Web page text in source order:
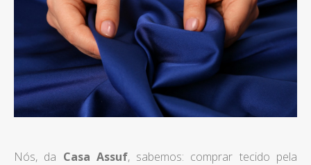
Nós, da Casa Assuf, sabemos: comprar tecido pela